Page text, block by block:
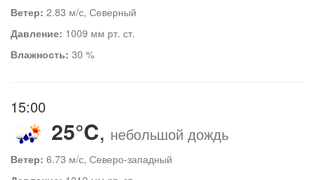
Ветер: 2.83 м/с, Северный
Давление: 1009 мм рт. ст.
Влажность: 30 %
15:00
25°C, небольшой дождь
Ветер: 6.73 м/с, Северо-западный